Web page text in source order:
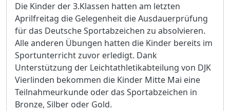
Die Kinder der 3.Klassen hatten am letzten
Aprilfreitag die Gelegenheit die Ausdauerprüfung
für das Deutsche Sportabzeichen zu absolvieren.
Alle anderen Übungen hatten die Kinder bereits im
Sportunterricht zuvor erledigt. Dank
Unterstützung der Leichtathletikabteilung von DJK
Vierlinden bekommen die Kinder Mitte Mai eine
Teilnahmeurkunde oder das Sportabzeichen in
Bronze, Silber oder Gold.